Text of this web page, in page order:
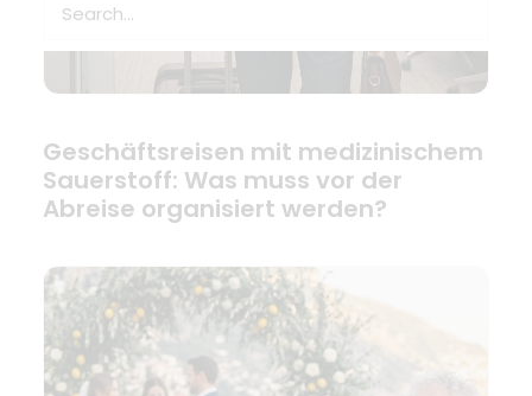
Geschäftsreisen mit medizinischem
Sauerstoff: Was muss vor der
Abreise organisiert werden?